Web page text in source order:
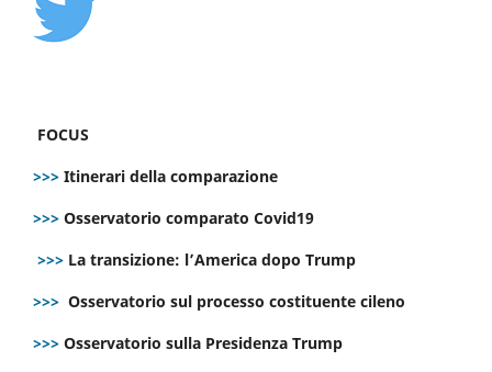
FOCUS
>>> Itinerari della comparazione
>>> Osservatorio comparato Covid19
>>> La transizione: l’America dopo Trump
>>> Osservatorio sul processo costituente cileno
>>> Osservatorio sulla Presidenza Trump